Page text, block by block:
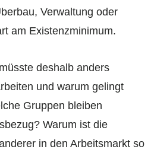
Verwaltung oder
am Existenzminimum.
deshalb anders
und warum gelingt
Gruppen bleiben
Warum ist die
in den Arbeitsmarkt so